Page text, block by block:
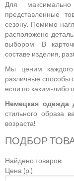
Для
представленные
сезону. Помимо
расположено
выбором. В
составе изделия,
Мы ценим
различные способы
если по каким-либо
Немецкая одежда
стильного образа
возраста!
ПОДБОР
Найдено товаров:
Цена (р.)